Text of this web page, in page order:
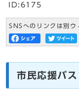
ID:6175
SNSへのリンクは別ウ
市民応援バ